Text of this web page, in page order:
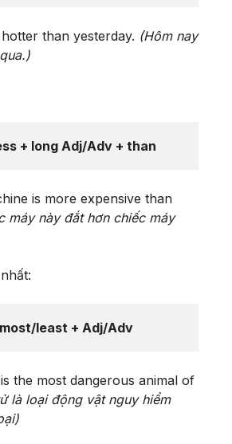
than yesterday. (Hôm nay
+ long Adj/Adv + than
is more expensive than
máy này đắt hơn chiếc máy
least + Adj/Adv
the most dangerous animal of
là loại động vật nguy hiểm